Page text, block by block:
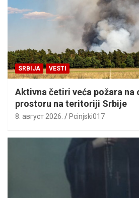
SRBIJA VESTI
Aktivna četiri veća požara na
prostoru na teritoriji Srbije
8. август 2026. Pcinjski017